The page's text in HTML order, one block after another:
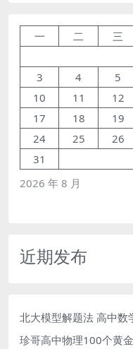
2026 年 8 月
一 二 三
3
4 5
10
11 12
17
18 19
24
25 26
31
近期发布
北大模型解题法 高中数
珍哥高中物理100个黄